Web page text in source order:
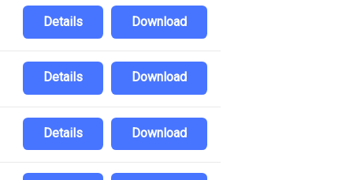
Download
Details
Download
Details
Download
Details